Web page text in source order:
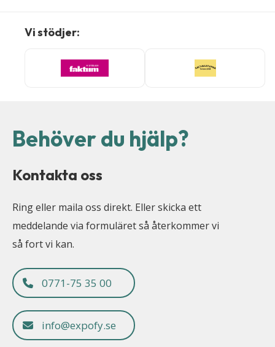
Vi stödjer:
Behöver du hjälp?
Kontakta oss
Ring eller maila oss direkt. Eller skicka ett
meddelande via formuläret så återkommer vi
så fort vi kan.
0771-75 35 00
info@expofy.se